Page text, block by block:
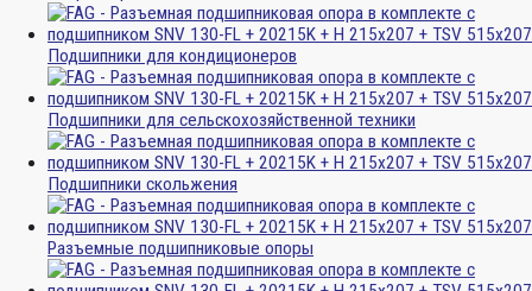
Подшипники для кондиционеров
Подшипники для сельскохозяйственной техники
Подшипники скольжения
Разъемные подшипниковые опоры